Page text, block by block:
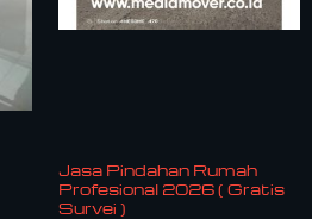
Jasa Pindahan Rumah
Profesional 2026 ( Gratis
Survei )